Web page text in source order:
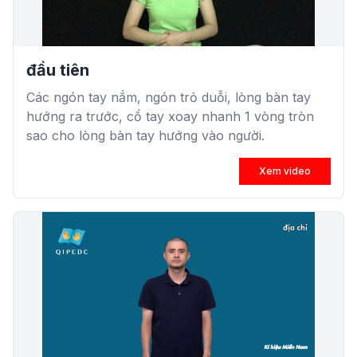
đầu tiên
Các ngón tay nắm, ngón trỏ duỗi, lòng bàn tay
hướng ra trước, cổ tay xoay nhanh 1 vòng tròn
sao cho lòng bàn tay hướng vào người.
Xem video